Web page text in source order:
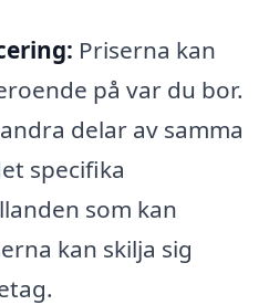
Priserna kan
på var du bor.
delar av samma
specifika
som kan
kan skilja sig